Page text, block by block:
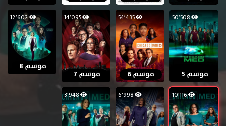
50٬508
موسم 5
54٬435
موسم 6
14٬095
موسم 7
12٬602
موسم 8
10٬116